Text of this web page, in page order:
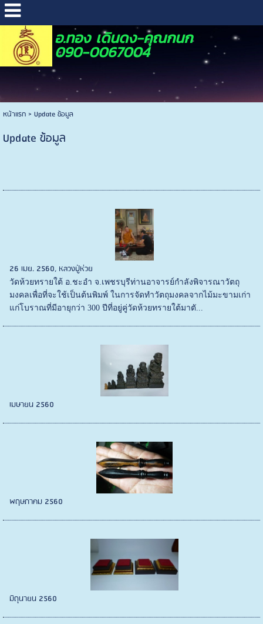
อ.ทอง เดินดง-คุณกนก
090-0067004
หน้าแรก> Update ข้อมูล
Update ข้อมูล
26 เมย. 2560, หลวงปู่ห่วย
วัดห้วยทรายใต้ อ.ชะอำ จ.เพชรบุรีท่านอาจารย์กำลังพิจารณาวัตถุ
มงคลเพื่อที่จะใช้เป็นต้นพิมพ์ ในการจัดทำวัตถุมงคลจากไม้มะขามเก่า
แก่โบราณที่มีอายุกว่า 300 ปีที่อยู่คู่วัดห้วยทรายใต้มาตั...
เมษายน 2560
พฤษภาคม 2560
มิถุนายน 2560